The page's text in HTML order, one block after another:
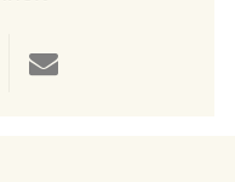
teilen
Twitter teilen